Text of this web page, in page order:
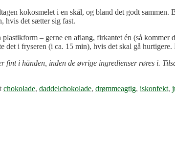
kokosmelet i en skål, og bland det godt
hvis det sætter sig fast.
– gerne en aflang, firkantet én (så
i fryseren (i ca. 15 min), hvis det skal gå
i hånden, inden de øvrige ingredienser røres i.
chokolade, daddelchokolade, drømmeagtig, iskonfekt,